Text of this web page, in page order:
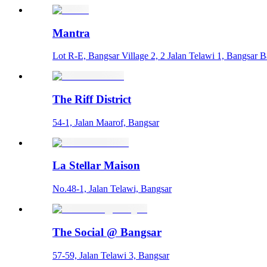
Mantra
Lot R-E, Bangsar Village 2, 2 Jalan Telawi 1, Bangsar
The Riff District
54-1, Jalan Maarof, Bangsar
La Stellar Maison
No.48-1, Jalan Telawi, Bangsar
The Social @ Bangsar
57-59, Jalan Telawi 3, Bangsar